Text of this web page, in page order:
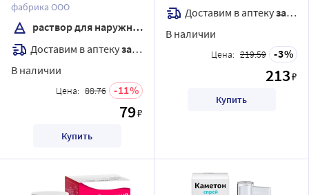
фабрика ООО
раствор для наружного применения спиртовой
Доставим в аптекузавтра
В наличии
Цена: 88.76 11
79₽
Купить
Доставим в аптекузавтра
В наличии
Цена: 219.59 3
213₽
Купить